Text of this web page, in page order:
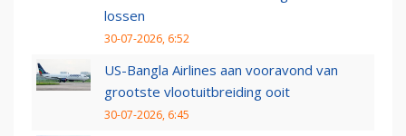
lossen
30-07-2026, 6:52
US-Bangla Airlines aan vooravond van
grootste vlootuitbreiding ooit
30-07-2026, 6:45